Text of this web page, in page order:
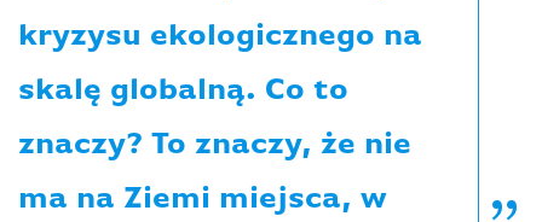
kryzysu ekologicznego na
skalę globalną. Co to
znaczy? To znaczy, że nie
ma na Ziemi miejsca, w